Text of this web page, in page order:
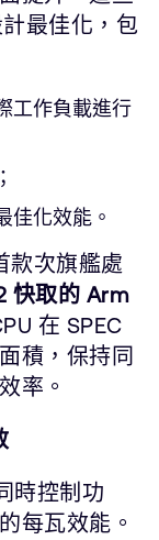
最佳化，包
工作負載進行
佳化效能。
款次旗艦處
快取的 Arm
在 SPEC
積，保持同
率。
時控制功
每瓦效能。